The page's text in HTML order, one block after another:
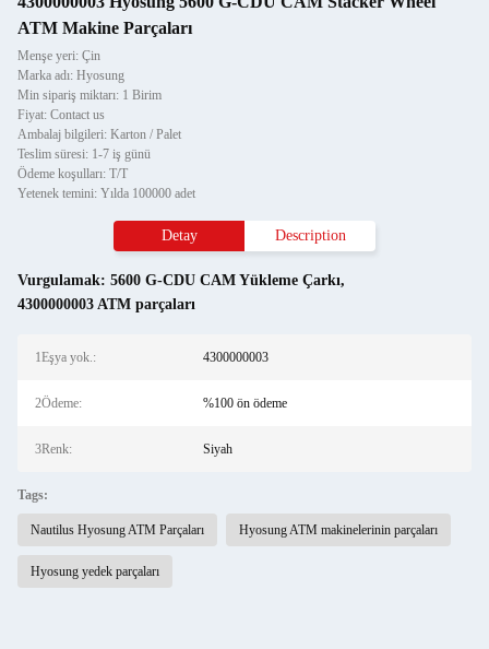
ATM Makine Parçaları
Menşe yeri: Çin
Marka adı: Hyosung
Min sipariş miktarı: 1 Birim
Fiyat: Contact us
Ambalaj bilgileri: Karton / Palet
Teslim süresi: 1-7 iş günü
Ödeme koşulları: T/T
Yetenek temini: Yılda 100000 adet
Detay Description
Vurgulamak: 5600 G-CDU CAM Yükleme Çarkı,
4300000003 ATM parçaları
1Eşya yok.: 4300000003
2Ödeme: %100 ön ödeme
3Renk: Siyah
Tags:
Nautilus Hyosung ATM Parçaları Hyosung ATM makinelerinin parçaları
Hyosung yedek parçaları